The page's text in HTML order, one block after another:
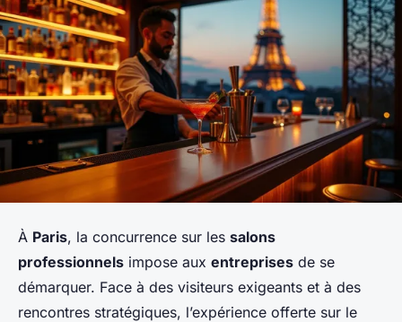
À Paris, la concurrence sur les salons
professionnels impose aux entreprises de se
démarquer. Face à des visiteurs exigeants et à des
rencontres stratégiques, l’expérience offerte sur le